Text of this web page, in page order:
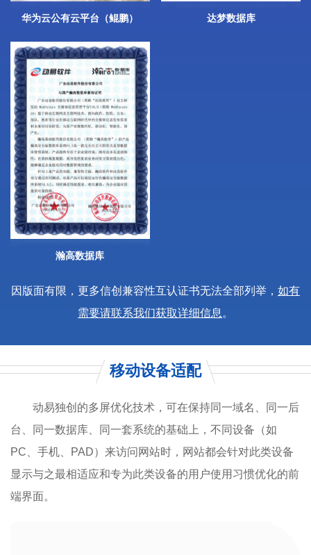
华为云公有云平台（鲲鹏） 达梦数据库
瀚高数据库
因版面有限，更多信创兼容性互认证书无法全部列举， 如有
需要请联系我们获取详细信息 。
移动设备适配
动易独创的多屏优化技术，可在保持同一域名、同一后
台、同一数据库、同一套系统的基础上，不同设备（如
PC、手机、PAD）来访问网站时，网站都会针对此类设备
显示与之最相适应和专为此类设备的用户使用习惯优化的前
端界面。